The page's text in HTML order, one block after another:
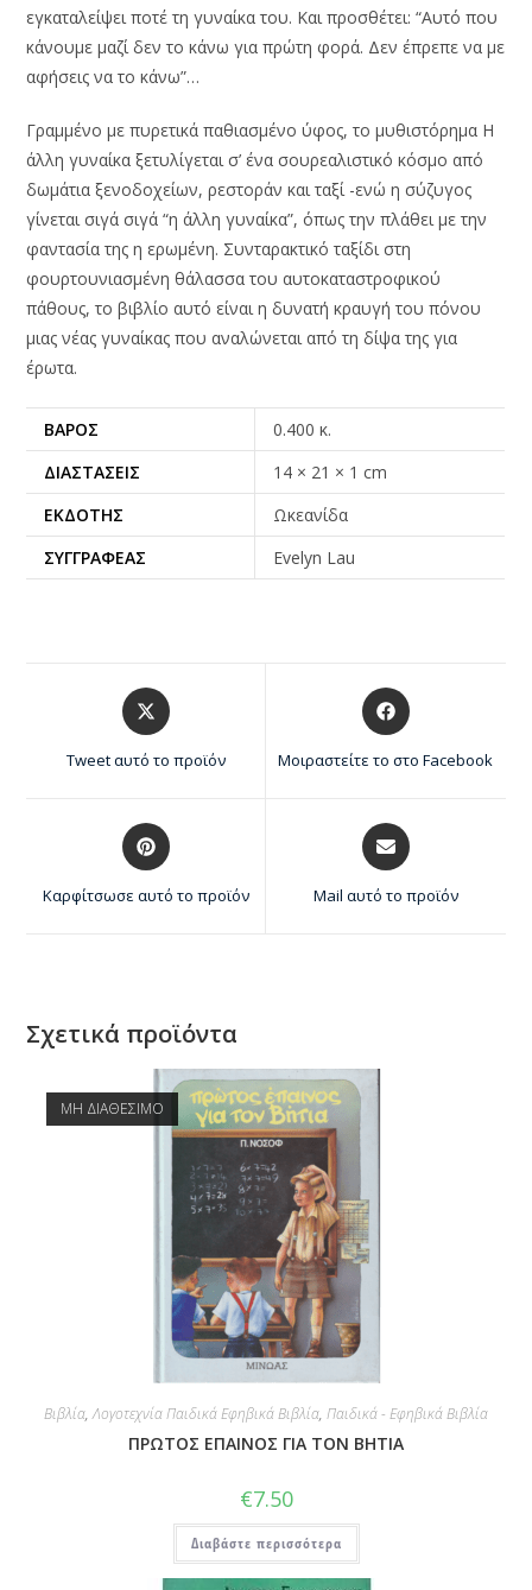
εγκαταλείψει ποτέ τη γυναίκα του. Και προσθέτει: “Αυτό που
κάνουμε μαζί δεν το κάνω για πρώτη φορά. Δεν έπρεπε να με
αφήσεις να το κάνω”…
Γραμμένο με πυρετικά παθιασμένο ύφος, το μυθιστόρημα Η
άλλη γυναίκα ξετυλίγεται σ’ ένα σουρεαλιστικό κόσμο από
δωμάτια ξενοδοχείων, ρεστοράν και ταξί -ενώ η σύζυγος
γίνεται σιγά σιγά “η άλλη γυναίκα”, όπως την πλάθει με την
φαντασία της η ερωμένη. Συνταρακτικό ταξίδι στη
φουρτουνιασμένη θάλασσα του αυτοκαταστροφικού
πάθους, το βιβλίο αυτό είναι η δυνατή κραυγή του πόνου
μιας νέας γυναίκας που αναλώνεται από τη δίψα της για
έρωτα.
ΒΆΡΟΣ
0.400 κ.
ΔΙΑΣΤΆΣΕΙΣ
14 × 21 × 1 cm
ΕΚΔΌΤΗΣ
Ωκεανίδα
ΣΥΓΓΡΑΦΈΑΣ
Evelyn Lau
Tweet αυτό το προϊόν Μοιραστείτε το στο Facebook
Καρφίτσωσε αυτό το προϊόν Mail αυτό το προϊόν
Σχετικά προϊόντα
ΜΗ ΔΙΑΘΕΣΙΜΟ
Βιβλία,Λογοτεχνία Παιδικά Εφηβικά Βιβλία, Παιδικά - Εφηβικά Βιβλία
ΠΡΩΤΟΣ ΕΠΑΙΝΟΣ ΓΙΑ ΤΟΝ ΒΗΤΙΑ
€7.50
Διαβάστε περισσότερα